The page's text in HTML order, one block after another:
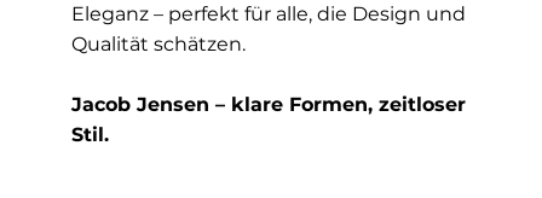
Eleganz – perfekt für alle, die Design und
Qualität schätzen.
Jacob Jensen – klare Formen, zeitloser
Stil.